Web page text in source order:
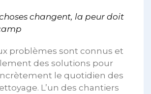
changent, la peur doit
problèmes sont connus et
des solutions pour
le quotidien des
L’un des chantiers